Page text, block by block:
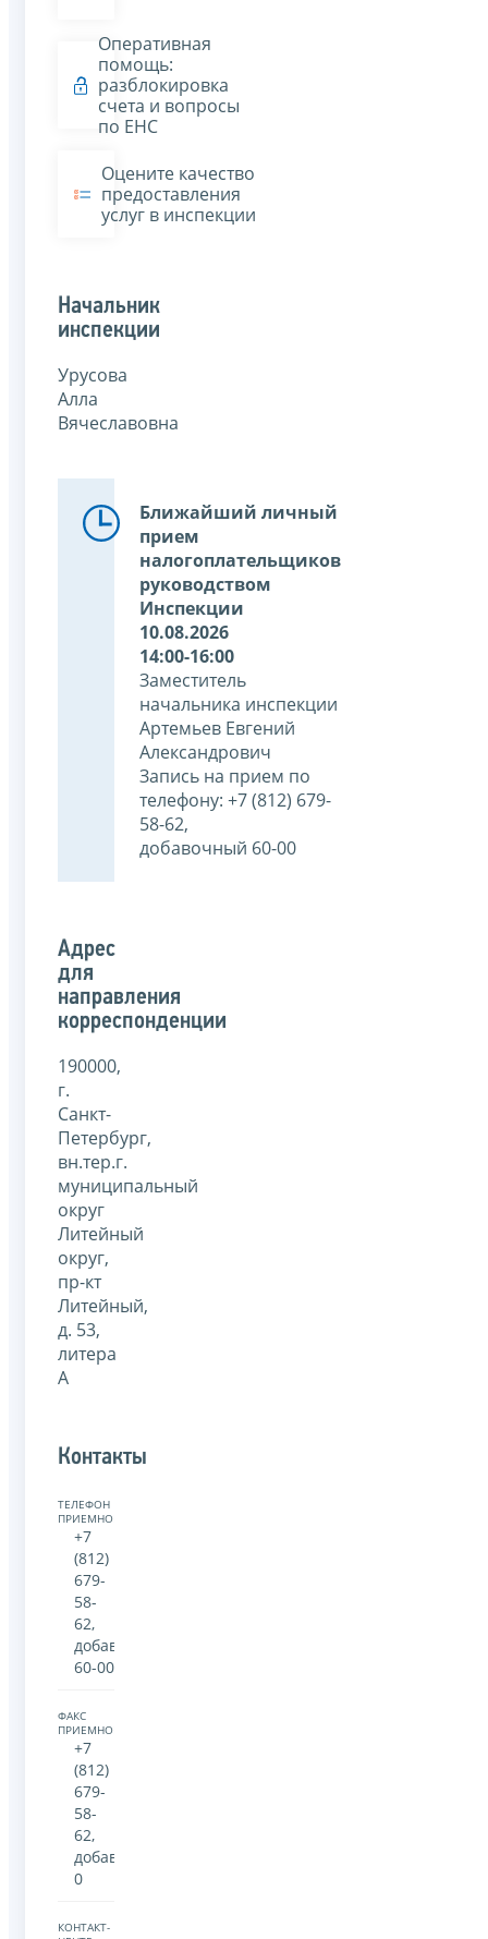
Оперативная
помощь:
разблокировка
счета и вопросы
по ЕНС
Оцените качество
предоставления
услуг в инспекции
Начальник
инспекции
Урусова
Алла
Вячеславовна
Ближайший личный
прием
налогоплательщиков
руководством
Инспекции
10.08.2026
14:00-16:00
Заместитель
начальника инспекции
Артемьев Евгений
Александрович
Запись на прием по
телефону: +7 (812) 679-
58-62,
добавочный 60-00
Адрес
для
направления
корреспонденции
190000,
г.
Санкт-
Петербург,
вн.тер.г.
муниципальный
округ
Литейный
округ,
пр-кт
Литейный,
д. 53,
литера
А
Контакты
ТЕЛЕФОН
ПРИЕМНОЙ:
+7
(812)
679-
58-
62,
добавочный
60-00
ФАКС
ПРИЕМНОЙ:
+7
(812)
679-
58-
62,
добавочный
0
КОНТАКТ-